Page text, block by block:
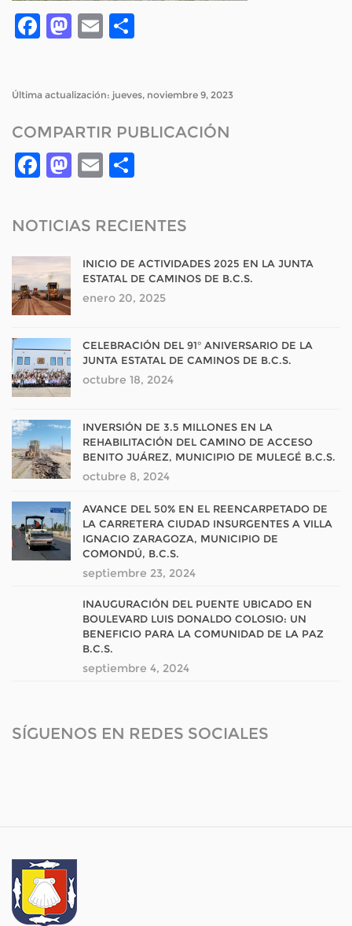
Facebook
Mastodon
Email
Última actualización: jueves, noviembre 9, 2023
COMPARTIR PUBLICACIÓN
Facebook
Mastodon
Email
NOTICIAS RECIENTES
INICIO DE ACTIVIDADES 2025 EN LA JUNTA
ESTATAL DE CAMINOS DE B.C.S.
enero 20, 2025
CELEBRACIÓN DEL 91° ANIVERSARIO DE LA
JUNTA ESTATAL DE CAMINOS DE B.C.S.
octubre 18, 2024
INVERSIÓN DE 3.5 MILLONES EN LA
REHABILITACIÓN DEL CAMINO DE ACCESO
BENITO JUÁREZ, MUNICIPIO DE MULEGÉ B.C.S.
octubre 8, 2024
AVANCE DEL 50% EN EL REENCARPETADO DE
LA CARRETERA CIUDAD INSURGENTES A VILLA
IGNACIO ZARAGOZA, MUNICIPIO DE
COMONDÚ, B.C.S.
septiembre 23, 2024
INAUGURACIÓN DEL PUENTE UBICADO EN
BOULEVARD LUIS DONALDO COLOSIO: UN
BENEFICIO PARA LA COMUNIDAD DE LA PAZ
B.C.S.
septiembre 4, 2024
SÍGUENOS EN REDES SOCIALES